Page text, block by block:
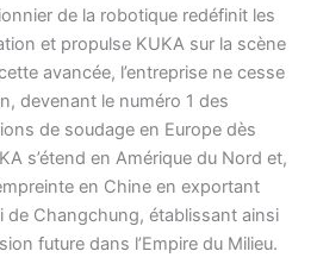
de la robotique redéfinit les
et propulse KUKA sur la scène
avancée, l’entreprise ne cesse
devenant le numéro 1 des
de soudage en Europe dès
s’étend en Amérique du Nord et,
en Chine en exportant
de Changchung, établissant ainsi
future dans l’Empire du Milieu.